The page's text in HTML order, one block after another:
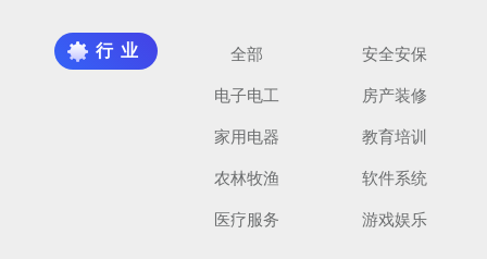
行业 全部
安全安保
电子电工
房产装修
家用电器
教育培训
农林牧渔
软件系统
医疗服务
游戏娱乐